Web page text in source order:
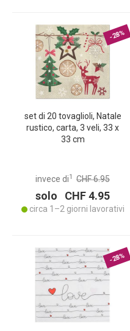
-28%
set di 20 tovaglioli, Natale
rustico, carta, 3 veli, 33 x
33 cm
invece di1 CHF 6.95
solo CHF 4.95
circa 1–2 giorni lavorativi
-28%